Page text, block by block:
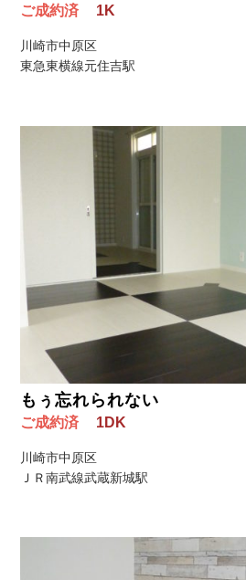
ご成約済 1K
川崎市中原区
東急東横線元住吉駅
もぅ忘れられない
ご成約済 1DK
川崎市中原区
ＪＲ南武線武蔵新城駅